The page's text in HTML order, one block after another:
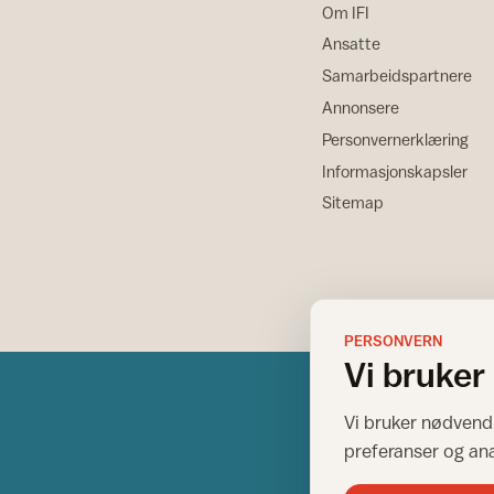
Om IFI
Ansatte
Samarbeidspartnere
Annonsere
Personvernerklæring
Informasjonskapsler
Sitemap
PERSONVERN
Vi
Vi bruker
preferanser og